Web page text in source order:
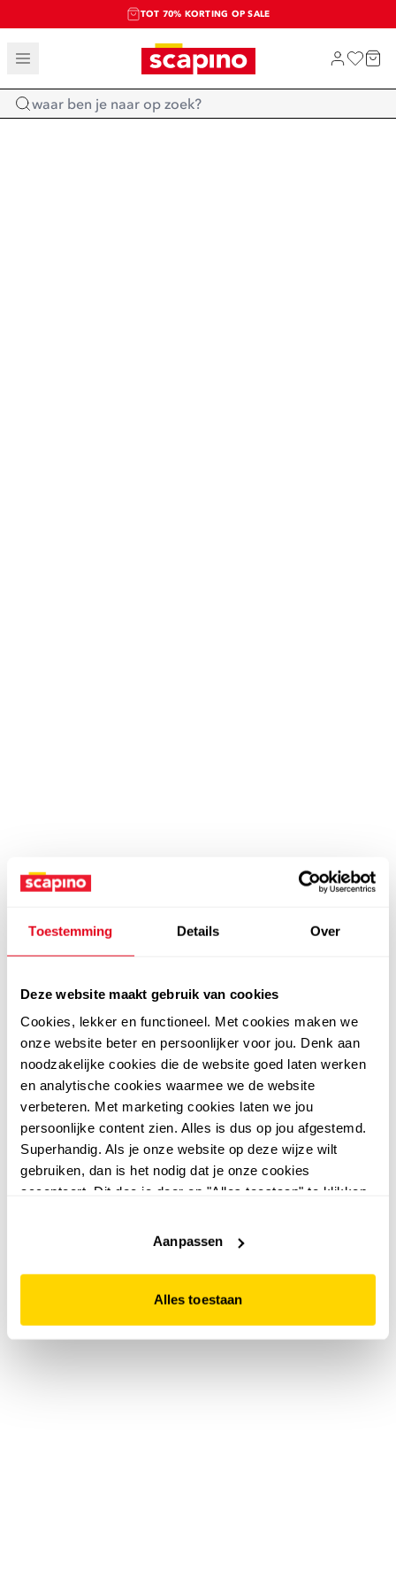
Toestemming Details Over
Deze website maakt gebruik van cookies
Cookies, lekker en functioneel. Met cookies maken we
onze website beter en persoonlijker voor jou. Denk aan
noodzakelijke cookies die de website goed laten werken
en analytische cookies waarmee we de website
verbeteren. Met marketing cookies laten we jou
persoonlijke content zien. Alles is dus op jou afgestemd.
Superhandig. Als je onze website op deze wijze wilt
gebruiken, dan is het nodig dat je onze cookies
accepteert. Dit doe je door op "Alles toestaan" te klikken.
website niet optimaal functioneert.
Aanpassen
Alles toestaan
TOT 70% KORTING OP SALE
SALE: LAATSTE KANS!
SHOP NIEUW
Home